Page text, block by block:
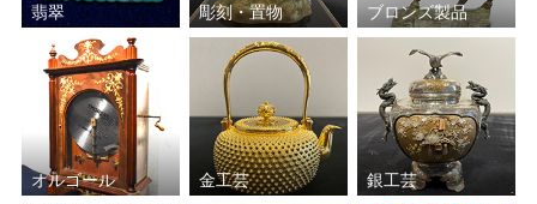
翡翠 彫刻・置物 ブロンズ製品
オルゴール 金工芸 銀工芸